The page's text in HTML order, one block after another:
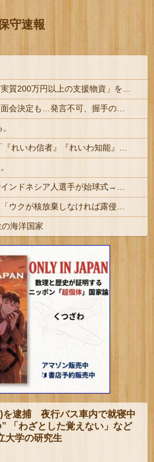
守速報
海洋国家
を逮捕 夜行バス車内で就寝中
「わざとした覚えない」など
学の研究生